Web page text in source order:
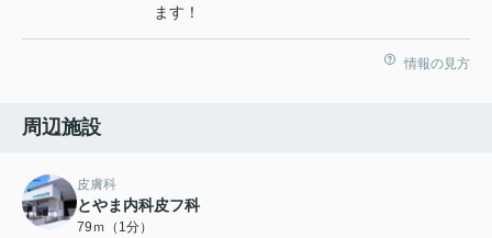
ます！
情報の見方
周辺施設
皮膚科
とやま内科皮フ科
79ｍ（1分）